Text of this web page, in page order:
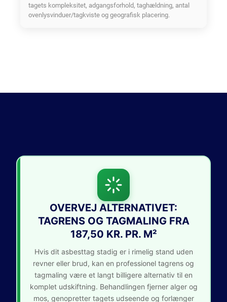
tagets kompleksitet, adgangsforhold, taghældning, antal
ovenlysvinduer/tagkviste og geografisk placering.
OVERVEJ ALTERNATIVET:
TAGRENS OG TAGMALING FRA
187,50 KR. PR. M²
Hvis dit asbesttag stadig er i rimelig stand uden
revner eller brud, kan en professionel tagrens og
tagmaling være et langt billigere alternativ til en
komplet udskiftning. Behandlingen fjerner alger og
mos, genopretter tagets udseende og forlænger